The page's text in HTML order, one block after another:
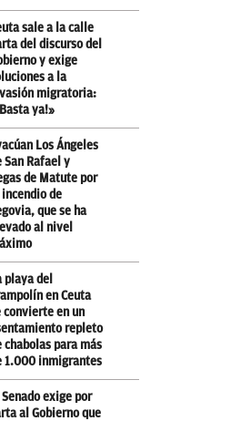
sale a la calle
del discurso del
y exige
a la
migratoria:
ya!»
Los Ángeles
San Rafael y
de Matute por
de
que se ha
al nivel
playa del
en Ceuta
convierte en un
repleto
chabolas para más
1.000 inmigrantes
Senado exige por
al Gobierno que